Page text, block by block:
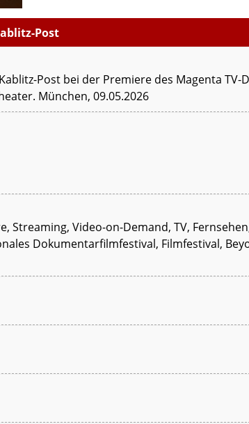
Post
Post bei der Premiere des Magenta
München, 09.05.2026
Streaming, Video-on-Demand, TV,
Dokumentarfilmfestival, Filmfestival,